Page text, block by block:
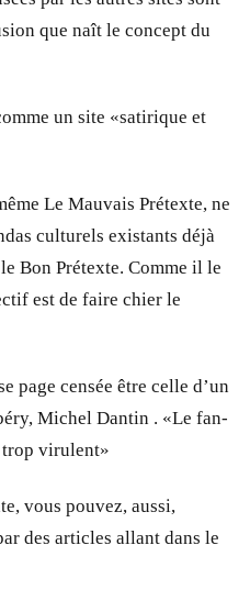
que naît le concept du
un site «satirique et
Le Mauvais Prétexte, ne
culturels existants déjà
Bon Prétexte. Comme il le
est de faire chier le
page censée être celle d’un
Michel Dantin . «Le fan-
virulent»
vous pouvez, aussi,
des articles allant dans le